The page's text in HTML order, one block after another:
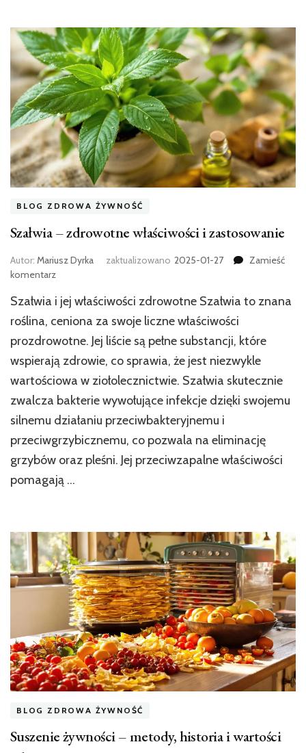
BLOG ZDROWA ŻYWNOŚĆ
Szałwia – zdrowotne właściwości i zastosowanie
Autor: Mariusz Dyrka zaktualizowano 2025-01-27
Zamieść
komentarzwe
Szałwia
–
właściwości
i
zastosowanie
Szałwia i jej właściwości zdrowotne Szałwia to znana
roślina, ceniona za swoje liczne właściwości
prozdrowotne. Jej liście są pełne substancji, które
wspierają zdrowie, co sprawia, że jest niezwykle
wartościowa w ziołolecznictwie. Szałwia skutecznie
zwalcza bakterie wywołujące infekcje dzięki swojemu
silnemu działaniu przeciwbakteryjnemu i
przeciwgrzybicznemu, co pozwala na eliminację
grzybów oraz pleśni. Jej przeciwzapalne właściwości
pomagają …
BLOG ZDROWA ŻYWNOŚĆ
Suszenie żywności – metody, historia i wartości